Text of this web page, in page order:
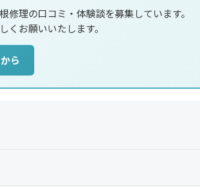
理の口コミ・体験談を募集しています。
お願いいたします。
ら